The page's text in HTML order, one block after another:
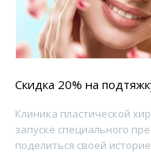
Скидка 20% на
Клиника пластической
запуске специального
поделиться своей